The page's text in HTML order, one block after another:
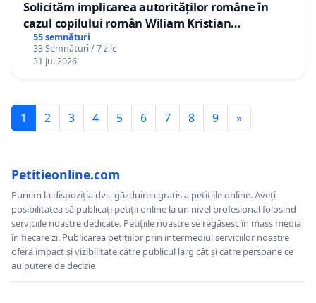
Solicităm implicarea autorităților române în
cazul copilului român Wiliam Kristian
Gheorghe, aflat în plasament în Danemarca de
12 ani
55 semnături
33 Semnături / 7 zile
31 Jul 2026
1 2 3 4 5 6 7 8 9 »
Petitieonline.com
Punem la dispoziția dvs. găzduirea gratis a petițiile online. Aveți
posibilitatea să publicați petiții online la un nivel profesional folosind
serviciile noastre dedicate. Petițiile noastre se regăsesc în mass media
în fiecare zi. Publicarea petițiilor prin intermediul serviciilor noastre
oferă impact și vizibilitate către publicul larg cât și către persoane ce
au putere de decizie